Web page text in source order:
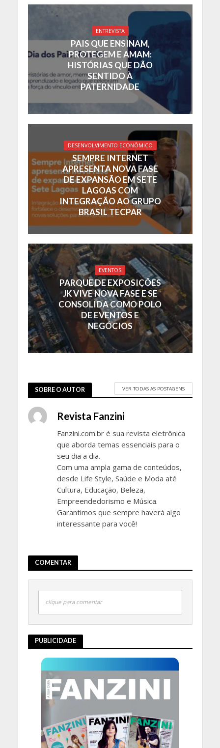
ENTREVISTA
PAIS QUE ENSINAM,
PROTEGEM E AMAM:
HISTÓRIAS QUE DÃO
SENTIDO À
PATERNIDADE
DESENVOLVIMENTO ECONÔMICO
SEMPRE INTERNET
APRESENTA NOVA FASE
DE EXPANSÃO EM SETE
LAGOAS COM
INTEGRAÇÃO AO GRUPO
BRASIL TECPAR
EVENTOS
PARQUE DE EXPOSIÇÕES
JK VIVE NOVA FASE E SE
CONSOLIDA COMO POLO
DE EVENTOS E
NEGÓCIOS
SOBRE O AUTOR VER TODAS AS POSTAGENS
Revista Fanzini
Fanzini.com.br é sua revista eletrônica
que aborda temas essenciais para o
seu dia a dia.
Com uma ampla gama de conteúdos,
desde Life Style, Saúde e Moda até
Cultura, Educação, Beleza,
Empreendedorismo e Música.
Garantimos que sempre haverá algo
interessante para você!
COMENTAR
clique para comentar
PUBLICIDADE